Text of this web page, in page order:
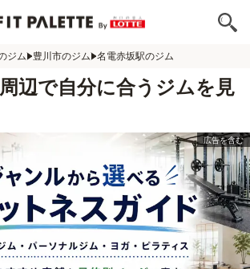
ジム 豊川市のジム 名電赤坂駅のジム
辺で自分に合うジムを見